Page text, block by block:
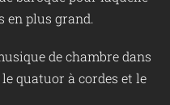
en plus grand.
de chambre dans
quatuor à cordes et le